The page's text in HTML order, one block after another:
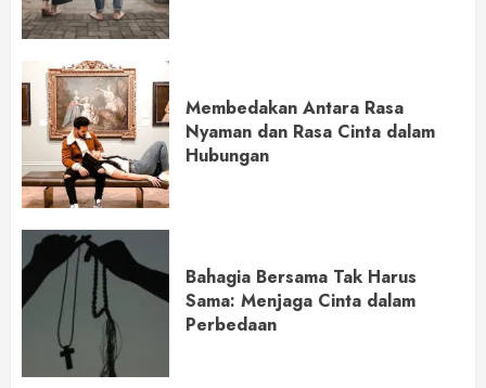
Membedakan Antara Rasa
Nyaman dan Rasa Cinta dalam
Hubungan
Bahagia Bersama Tak Harus
Sama: Menjaga Cinta dalam
Perbedaan